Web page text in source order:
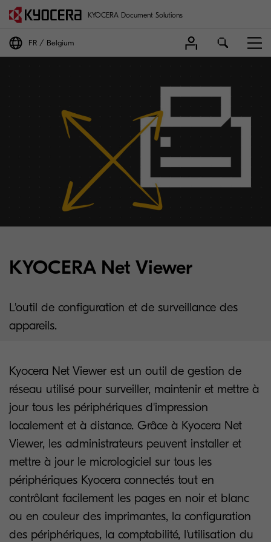
KYOCERA Document Solutions
FR Belgium
KYOCERA Net Viewer
L'outil de configuration et de surveillance des
appareils.
Kyocera Net Viewer est un outil de gestion de
réseau utilisé pour surveiller, maintenir et mettre à
jour tous les périphériques d'impression
localement et à distance. Grâce à Kyocera Net
Viewer, les administrateurs peuvent installer et
mettre à jour le micrologiciel sur tous les
périphériques Kyocera connectés tout en
contrôlant facilement les pages en noir et blanc
ou en couleur des imprimantes, la configuration
des périphériques, la comptabilité, l'utilisation du